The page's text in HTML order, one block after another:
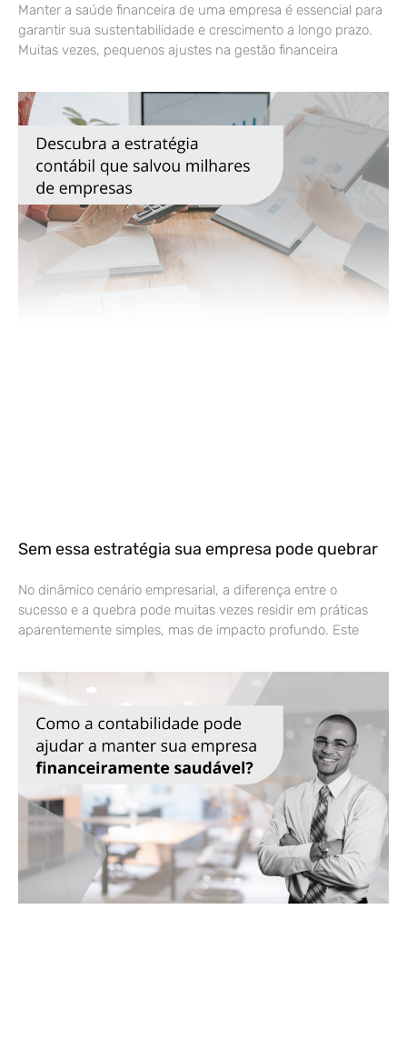
Manter a saúde financeira de uma empresa é essencial para
garantir sua sustentabilidade e crescimento a longo prazo.
Muitas vezes, pequenos ajustes na gestão financeira
Sem essa estratégia sua empresa pode quebrar
No dinâmico cenário empresarial, a diferença entre o
sucesso e a quebra pode muitas vezes residir em práticas
aparentemente simples, mas de impacto profundo. Este